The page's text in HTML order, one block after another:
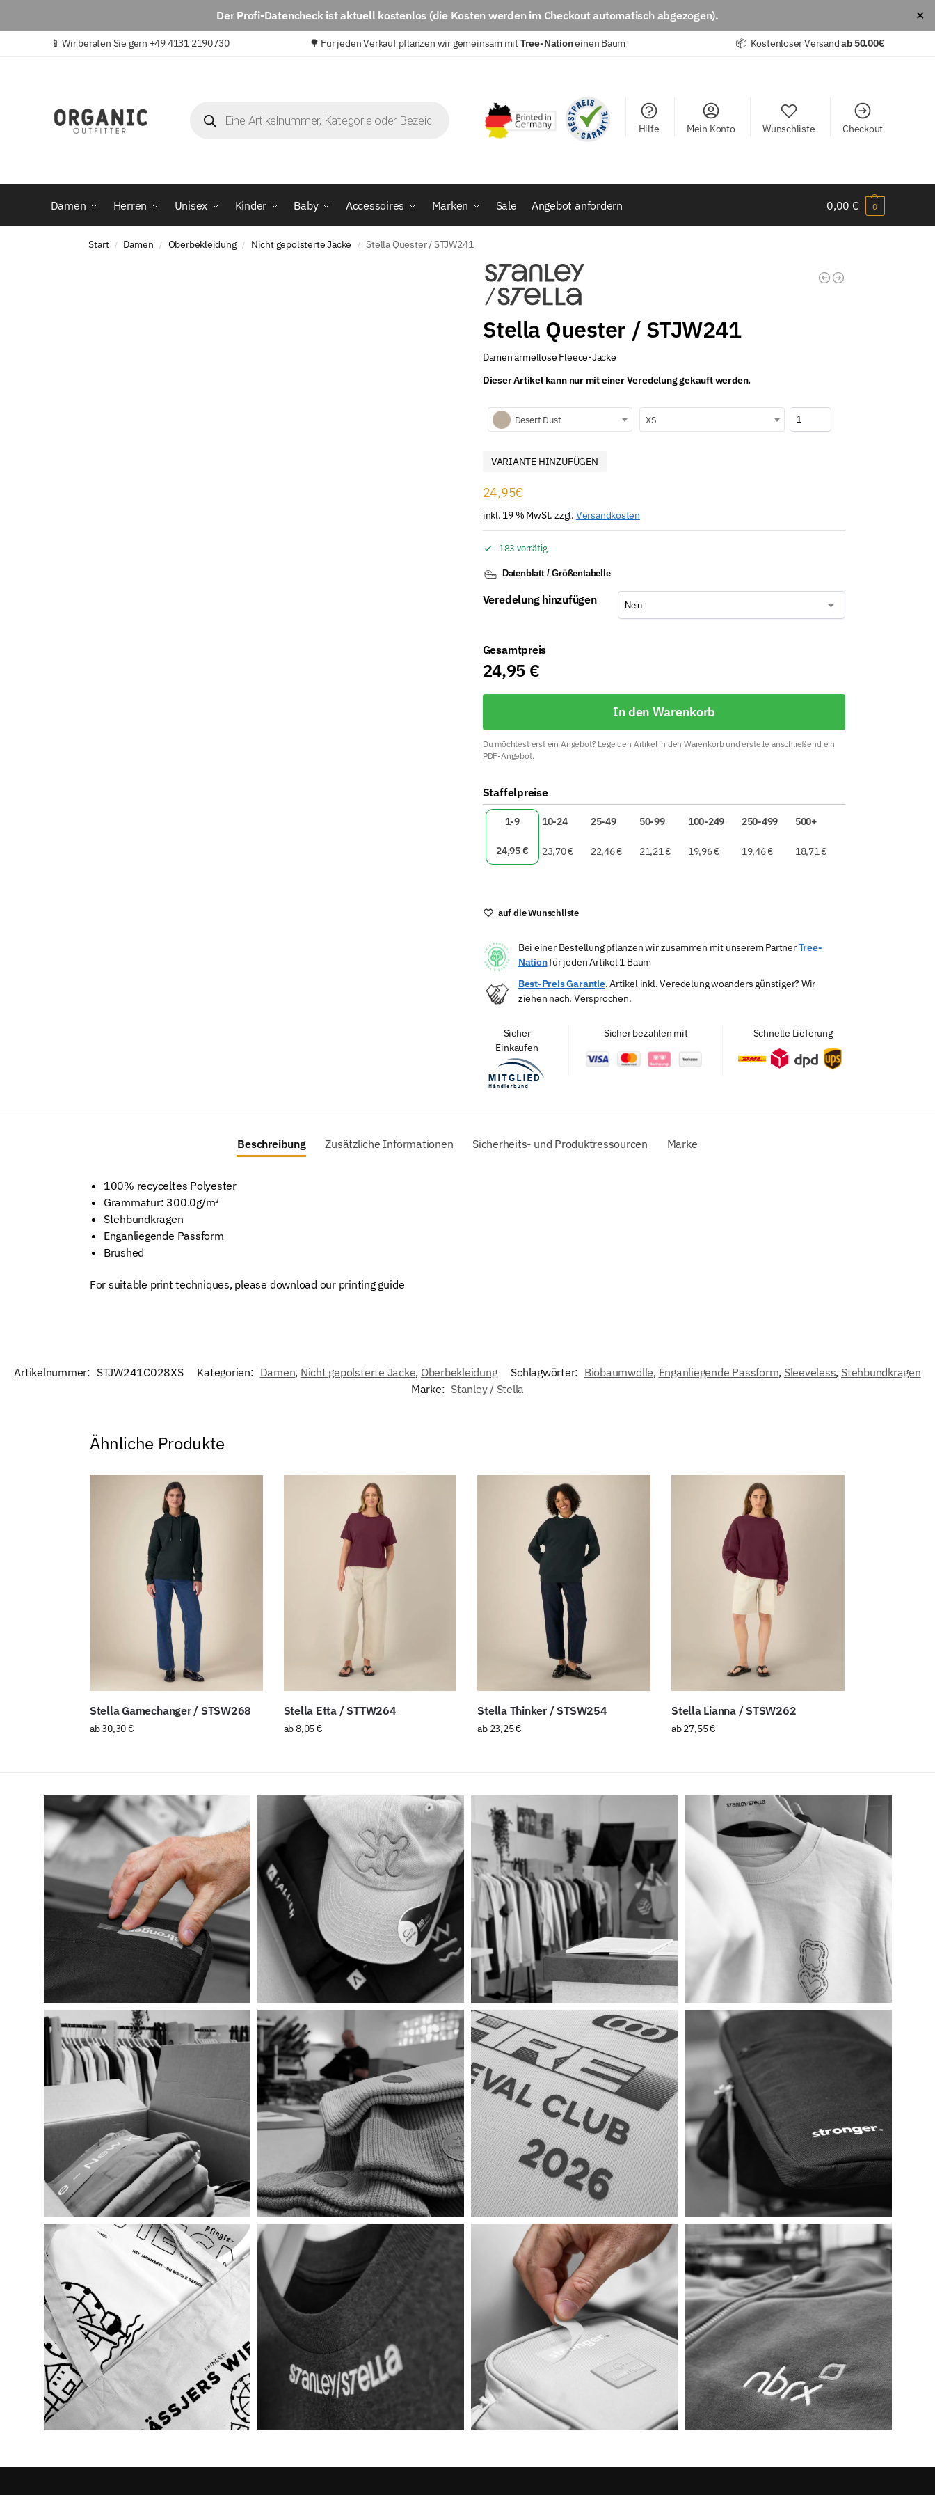
Der Profi-Datencheckist aktuell kostenlos (die Kosten werden im Checkout automatisch abgezogen). ✕
📱Wir beraten Sie gern +49 4131 2190730 🌳 Für jeden Verkauf pflanzen wir gemeinsam mitTree-Nationeinen Baum 📦 Kostenloser Versandab 50.00€
Hilfe Mein Konto Wunschliste Checkout
Damen Herren Unisex Kinder Baby Accessoires Marken Sale Angebot anfordern 0,00 € 0
Start / Damen / Oberbekleidung / Nicht gepolsterte Jacke / Stella Quester / STJW241
Stella Quester / STJW241
Damen ärmellose Fleece-Jacke
Dieser Artikel kann nur mit einer Veredelung gekauft werden.
Desert Dust XS
VARIANTE HINZUFÜGEN
24,95€
inkl. 19 % MwSt. zzgl. Versandkosten
183 vorrätig
Datenblatt / Größentabelle
Veredelung hinzufügen
Gesamtpreis
24,95 €
In den Warenkorb
Du möchtest erst ein Angebot? Lege den Artikel in den Warenkorb und erstelle anschließend ein
PDF-Angebot.
l
t
n
i
e
:
Staffelpreise
1-9 10-24 25-49 50-99 100-249 250-499 500+
24,95€ 23,70€ 22,46€ 21,21€ 19,96€ 19,46€ 18,71€
auf die Wunschliste
Bei einer Bestellung pflanzen wir zusammen mit unserem PartnerTree-
Nationfür jeden Artikel 1 Baum
Best-Preis Garantie. Artikel inkl. Veredelung woanders günstiger? Wir
ziehen nach. Versprochen.
Sicher
Einkaufen
Sicher bezahlen mit Schnelle Lieferung
Beschreibung Zusätzliche Informationen Sicherheits- und Produktressourcen Marke
100% recyceltes Polyester
Grammatur: 300.0g/m²
Stehbundkragen
Enganliegende Passform
Brushed
For suitable print techniques, please download our printing guide
Artikelnummer: STJW241C028XS Kategorien: Damen, Nicht gepolsterte Jacke, Oberbekleidung Schlagwörter: Biobaumwolle, Enganliegende Passform, Sleeveless, Stehbundkragen
Marke: Stanley / Stella
Ähnliche Produkte
Stella Gamechanger / STSW268
ab30,30€
Stella Etta / STTW264
ab8,05€
Stella Thinker / STSW254
ab 23,25€
Stella Lianna / STSW262
ab27,55€